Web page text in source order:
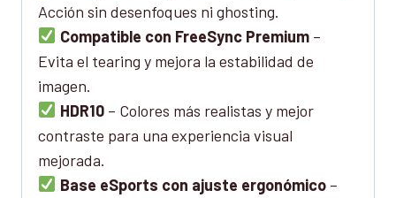
Acción sin desenfoques ni ghosting.
Compatible con FreeSync Premium–
Evita el tearing y mejora la estabilidad de
imagen.
HDR10– Colores más realistas y mejor
contraste para una experiencia visual
mejorada.
Base eSports con ajuste ergonómico–